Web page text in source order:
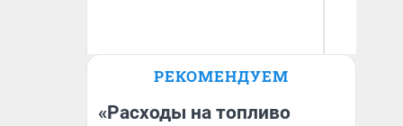
Блогер, предприниматель,
бизнесе
РЕКОМЕНДУЕМ
«Расходы на топливо